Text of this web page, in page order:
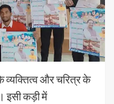
और चरित्र के
इसी कड़ी में